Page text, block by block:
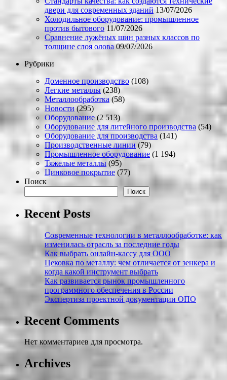
двери для современных зданий 13/07/2026
Холодильное оборудование: промышленное
против бытового 11/07/2026
Сравнение лужёных шин разных классов по
толщине слоя олова 09/07/2026
Рубрики
Доменное производство (108)
Легкие металлы (238)
Металлообработка (58)
Новости (295)
Оборудование (2 513)
Оборудование для литейного производства (54)
Оборудование для производства (141)
Производственные линии (79)
Промышленное оборудование (1 194)
Тяжелые металлы (95)
Цинковое покрытие (77)
Поиск
Поиск
Recent Posts
Современные технологии в металлообработке: как
изменилась отрасль за последние годы
Как выбрать онлайн-кассу для ООО
Цековка по металлу: чем отличается от зенкера и
когда какой инструмент выбрать
Как развивается рынок промышленного
программного обеспечения в России
Экспертиза проектной документации ОПО
Recent Comments
Нет комментариев для просмотра.
Archives